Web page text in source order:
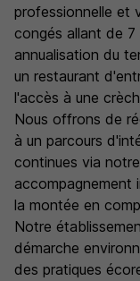
professionnelle et
congés allant de
annualisation du
un restaurant
l'accès à une
Nous offrons de
à un parcours
continues via
accompagnement
la montée en
Notre
démarche
des pratiques